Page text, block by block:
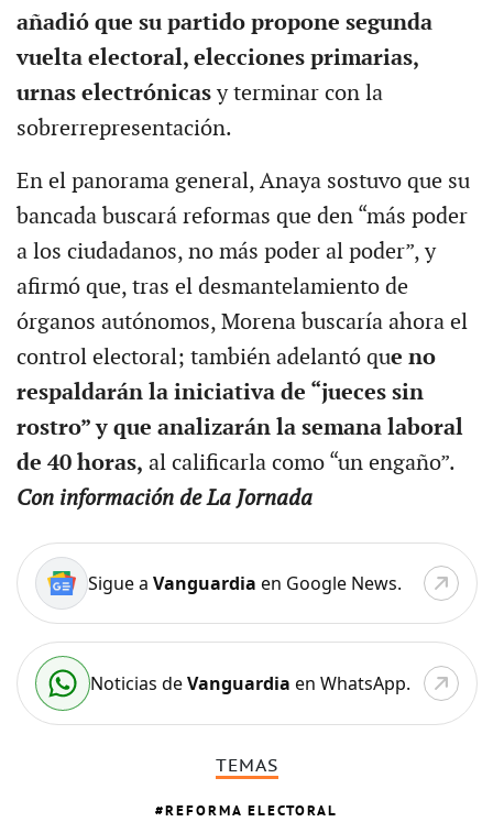
añadió que su partido propone segunda
vuelta electoral, elecciones primarias,
urnas electrónicasy terminar con la
sobrerrepresentación.
En el panorama general, Anaya sostuvo que su
bancada buscará reformas que den “más poder
a los ciudadanos, no más poder al poder”, y
afirmó que, tras el desmantelamiento de
órganos autónomos, Morena buscaría ahora el
control electoral; también adelantó que no
respaldarán la iniciativa de “jueces sin
rostro” y que analizarán la semana laboral
de 40 horas, al calificarla como “un engaño”.
Con información de La Jornada
Sigue a Vanguardia en Google News.
Noticias deVanguardia en WhatsApp.
TEMAS
REFORMA ELECTORAL